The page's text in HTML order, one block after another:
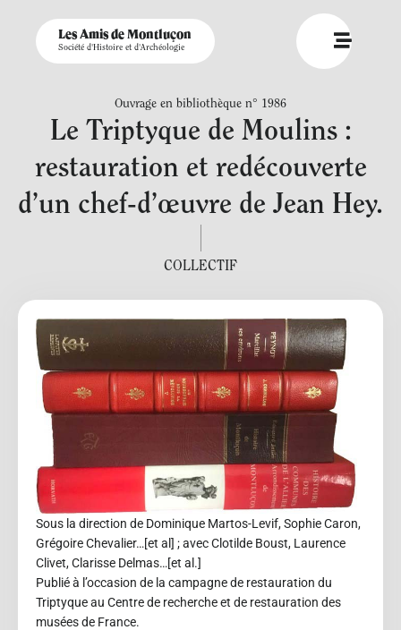
Les Amis de Montluçon
Société d'Histoire et d'Archéologie
Ouvrage en bibliothèque n° 1986
Le Triptyque de Moulins :
restauration et redécouverte
d’un chef-d’œuvre de Jean Hey.
COLLECTIF
Sous la direction de Dominique Martos-Levif, Sophie Caron,
Grégoire Chevalier…[et al] ; avec Clotilde Boust, Laurence
Clivet, Clarisse Delmas…[et al.]
Publié à l’occasion de la campagne de restauration du
Triptyque au Centre de recherche et de restauration des
musées de France.